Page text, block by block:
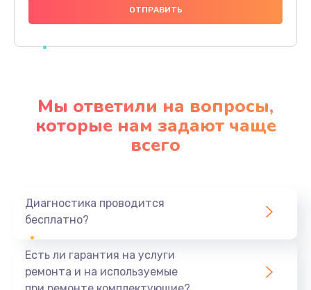
1000 руб.
Заказать
Профилактическая чистка
Заказать
Мы ответили на вопросы,
которые нам задают чаще
всего
Диагностика проводится
бесплатно?
Есть ли гарантия на услуги
ремонта и на используемые